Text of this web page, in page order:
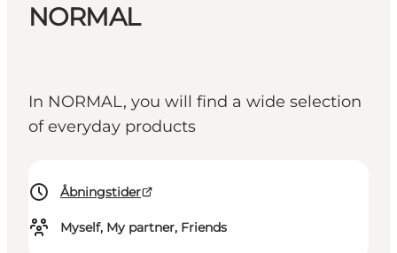
NORMAL
In NORMAL, you will find a wide selection
of everyday products
Åbningstider
Myself, My partner, Friends